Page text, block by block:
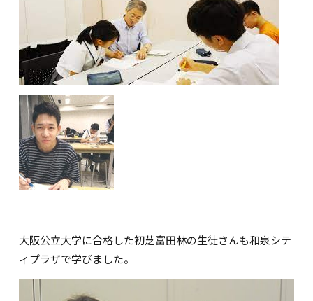
大阪公立大学に合格した初芝富田林の生徒さんも和泉シテ
ィプラザで学びました。